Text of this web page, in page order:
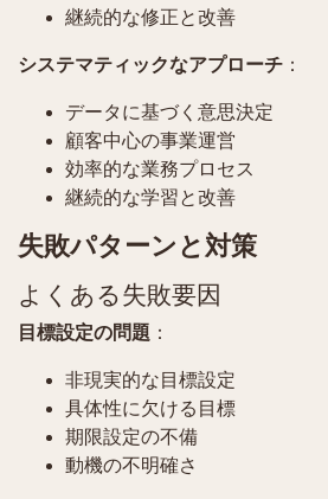
継続的な修正と改善
システマティックなアプローチ ：
データに基づく意思決定
顧客中心の事業運営
効率的な業務プロセス
継続的な学習と改善
失敗パターンと対策
よくある失敗要因
目標設定の問題 ：
非現実的な目標設定
具体性に欠ける目標
期限設定の不備
動機の不明確さ